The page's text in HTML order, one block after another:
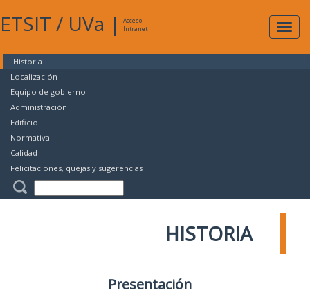
ETSIT / UVa |
Acceso
Intranet
Historia
Localización
Equipo de gobierno
Administración
Edificio
Normativa
Calidad
Felicitaciones, quejas y sugerencias
HISTORIA
Presentación